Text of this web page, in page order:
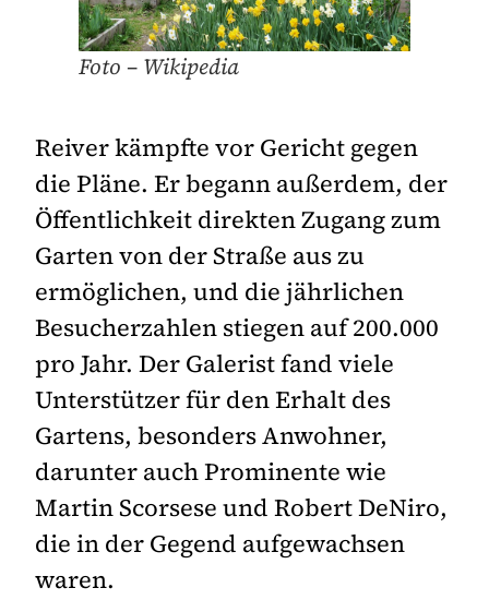
Foto – Wikipedia
Reiver kämpfte vor Gericht gegen
die Pläne. Er begann außerdem, der
Öffentlichkeit direkten Zugang zum
Garten von der Straße aus zu
ermöglichen, und die jährlichen
Besucherzahlen stiegen auf 200.000
pro Jahr. Der Galerist fand viele
Unterstützer für den Erhalt des
Gartens, besonders Anwohner,
darunter auch Prominente wie
Martin Scorsese und Robert DeNiro,
die in der Gegend aufgewachsen
waren.